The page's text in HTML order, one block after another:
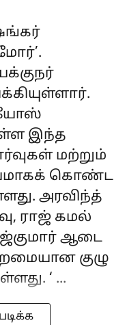
இந்த
மற்றும்
கொண்ட
அரவிந்த்
ராஜ் கமல்
ஆடை
குழு
‘ ...